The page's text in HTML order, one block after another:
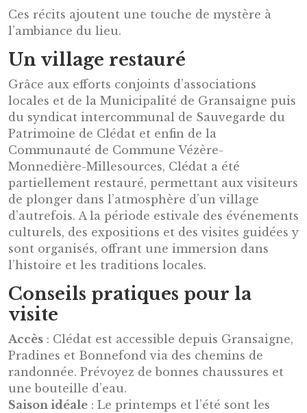
Ces récits ajoutent une touche de mystère à
l’ambiance du lieu.
Un village restauré
Grâce aux efforts conjoints d’associations
locales et de la Municipalité de Gransaigne puis
du syndicat intercommunal de Sauvegarde du
Patrimoine de Clédat et enfin de la
Communauté de Commune Vézère-
Monnedière-Millesources, Clédat a été
partiellement restauré, permettant aux visiteurs
de plonger dans l’atmosphère d’un village
d’autrefois. A la période estivale des événements
culturels, des expositions et des visites guidées y
sont organisés, offrant une immersion dans
l’histoire et les traditions locales.
Conseils pratiques pour la
visite
Accès : Clédat est accessible depuis Gransaigne,
Pradines et Bonnefond via des chemins de
randonnée. Prévoyez de bonnes chaussures et
une bouteille d’eau.
Saison idéale : Le printemps et l’été sont les